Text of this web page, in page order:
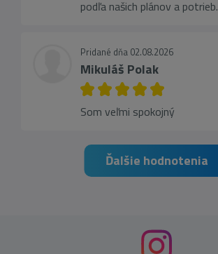
podľa našich plánov a potrieb.
Pridané dňa 02.08.2026
Mikuláš Polak
Som veľmi spokojný
Ďalšie hodnotenia